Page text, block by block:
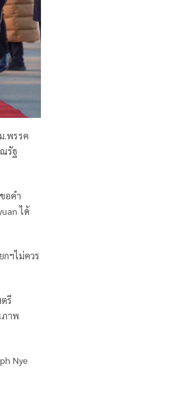
.พรรค
รัฐ
อคำ
ได้
กฯไม่ควร
รี
ภาพ
Nye